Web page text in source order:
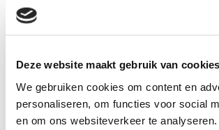
Deze website maakt gebruik van cookies
We gebruiken cookies om content en
personaliseren, om functies voor social
en om ons websiteverkeer te
beheer en beheersing van
de drinkwater-, utiliteit,
programma bestaat
medium-gestuurde afsluiters,
meerdere regelfuncties.